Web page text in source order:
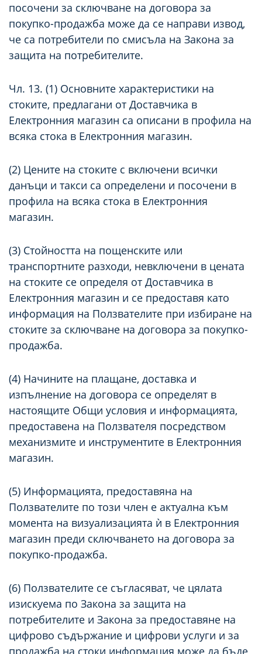
посочени за сключване на договора за
покупко-продажба може да се направи извод,
че са потребители по смисъла на Закона за
защита на потребителите.
Чл. 13. (1) Основните характеристики на
стоките, предлагани от Доставчика в
Електронния магазин са описани в профила на
всяка стока в Електронния магазин.
(2) Цените на стоките с включени всички
данъци и такси са определени и посочени в
профила на всяка стока в Електронния
магазин.
(3) Стойността на пощенските или
транспортните разходи, невключени в цената
на стоките се определя от Доставчика в
Електронния магазин и се предоставя като
информация на Ползвателите при избиране на
стоките за сключване на договора за покупко-
продажба.
(4) Начините на плащане, доставка и
изпълнение на договора се определят в
настоящите Общи условия и информацията,
предоставена на Ползвателя посредством
механизмите и инструментите в Електронния
магазин.
(5) Информацията, предоставяна на
Ползвателите по този член е актуална към
момента на визуализацията ѝ в Електронния
магазин преди сключването на договора за
покупко-продажба.
(6) Ползвателите се съгласяват, че цялата
изискуема по Закона за защита на
потребителите и Закона за предоставяне на
цифрово съдържание и цифрови услуги и за
продажба на стоки информация може да бъде